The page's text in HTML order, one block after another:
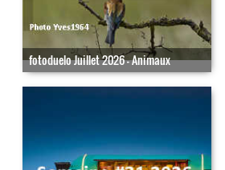
fotoduelo Juillet 2026 - Animaux